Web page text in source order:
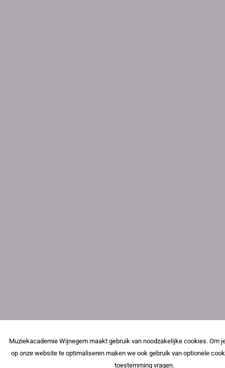
Muziekacademie Wijnegem maakt gebruik van noodzakelijke cookies. Om
op onze website te optimaliseren maken we ook gebruik van optionele
toestemming vragen.